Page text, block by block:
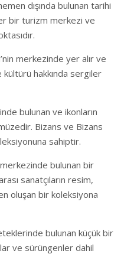
dışında bulunan tarihi
bir turizm merkezi ve
merkezinde yer alır ve
hakkında sergiler
bulunan ve ikonların
Bizans ve Bizans
sahiptir.
bulunan bir
sanatçıların resim,
oluşan bir koleksiyona
bulunan küçük bir
ve sürüngenler dahil